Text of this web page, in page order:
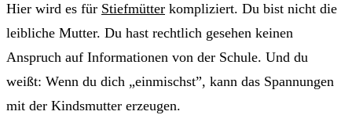
Hier wird es für Stiefmütter kompliziert. Du bist nicht die
leibliche Mutter. Du hast rechtlich gesehen keinen
Anspruch auf Informationen von der Schule. Und du
weißt: Wenn du dich „einmischst”, kann das Spannungen
mit der Kindsmutter erzeugen.